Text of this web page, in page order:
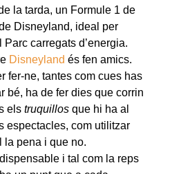
la tarda, un Formule 1 de
Disneyland, ideal per
carregats d’energia.
Disneyland és fen amics.
fer-ne, tantes com cues has
bé, ha de fer dies que corrin
els truquillos que hi ha al
espectacles, com utilitzar
la pena i que no.
i tal com la reps